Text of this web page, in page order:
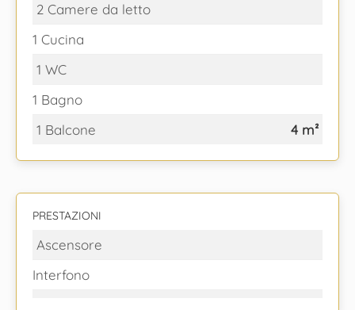
2 Camere da letto
1 Cucina
1 WC
1 Bagno
1 Balcone
4 m²
PRESTAZIONI
Ascensore
Interfono